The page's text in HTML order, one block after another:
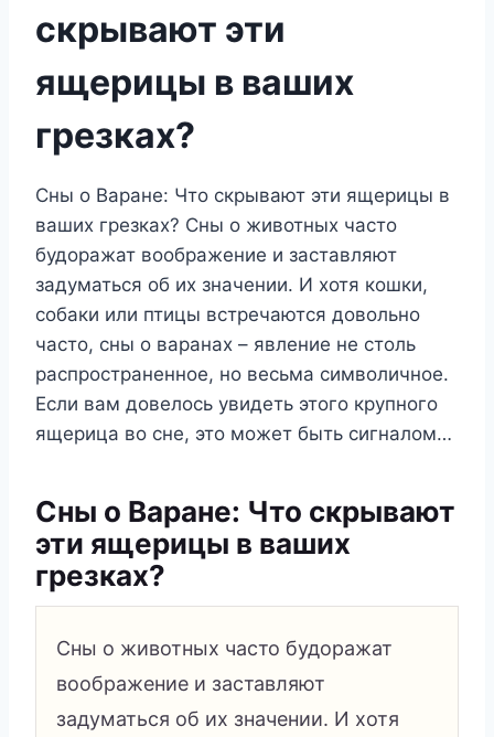
скрывают эти
ящерицы в ваших
грезках?
Сны о Варане: Что скрывают эти ящерицы в
ваших грезках? Сны о животных часто
будоражат воображение и заставляют
задуматься об их значении. И хотя кошки,
собаки или птицы встречаются довольно
часто, сны о варанах – явление не столь
распространенное, но весьма символичное.
Если вам довелось увидеть этого крупного
ящерица во сне, это может быть сигналом…
Сны о Варане: Что скрывают
эти ящерицы в ваших
грезках?
Сны о животных часто будоражат
воображение и заставляют
задуматься об их значении. И хотя